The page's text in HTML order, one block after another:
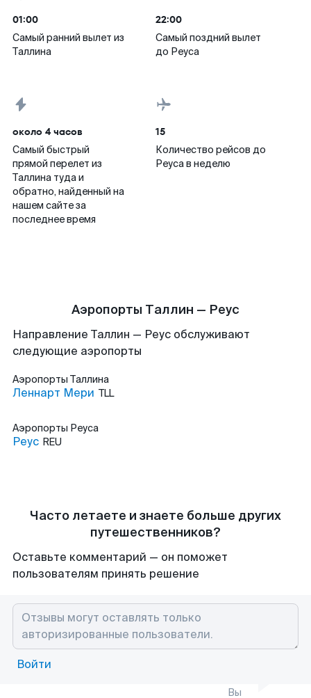
01:00
Самый ранний вылет из
Таллина
22:00
Самый поздний вылет
до Реуса
около 4 часов
Самый быстрый
прямой перелет из
Таллина туда и
обратно, найденный на
нашем сайте за
последнее время
15
Количество рейсов до
Реуса в неделю
Аэропорты Таллин — Реус
Направление Таллин — Реус обслуживают
следующие аэропорты
Аэропорты Таллина
Леннарт Мери TLL
Аэропорты Реуса
Реус REU
Часто летаете и знаете больше других
путешественников?
Оставьте комментарий — он поможет
пользователям принять решение
Войти
Вы